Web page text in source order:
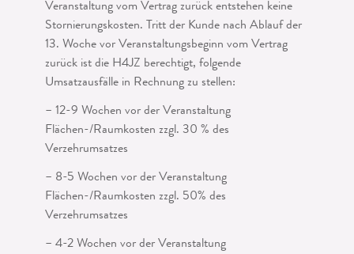
Veranstaltung vom Vertrag zurück entstehen keine
Stornierungskosten. Tritt der Kunde nach Ablauf der
13. Woche vor Veranstaltungsbeginn vom Vertrag
zurück ist die H4JZ berechtigt, folgende
Umsatzausfälle in Rechnung zu stellen:
– 12-9 Wochen vor der Veranstaltung
Flächen-/Raumkosten zzgl. 30 % des
Verzehrumsatzes
– 8-5 Wochen vor der Veranstaltung
Flächen-/Raumkosten zzgl. 50% des
Verzehrumsatzes
– 4-2 Wochen vor der Veranstaltung